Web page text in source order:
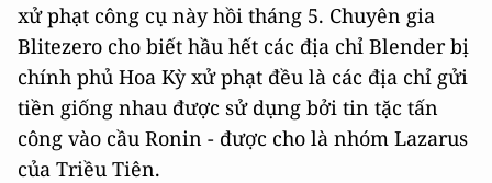
xử phạt công cụ này hồi tháng 5. Chuyên gia
Blitezero cho biết hầu hết các địa chỉ Blender bị
chính phủ Hoa Kỳ xử phạt đều là các địa chỉ gửi
tiền giống nhau được sử dụng bởi tin tặc tấn
công vào cầu Ronin - được cho là nhóm Lazarus
của Triều Tiên.